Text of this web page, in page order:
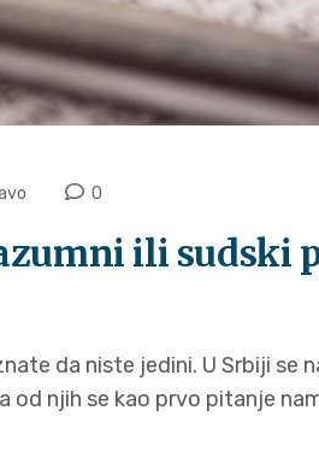
0
ili sudski
da niste jedini. U Srbiji se
od njih se kao prvo pitanje